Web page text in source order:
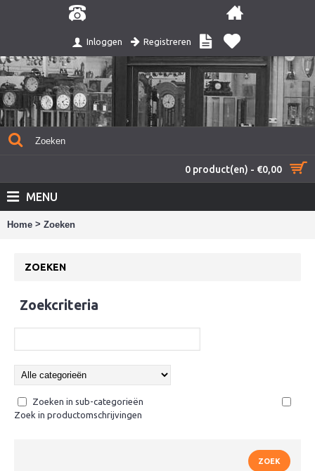
Inloggen Registreren
0 product(en) - €0,00
MENU
Home > Zoeken
ZOEKEN
Zoekcriteria
Zoeken in sub-categorieën
Zoek in productomschrijvingen